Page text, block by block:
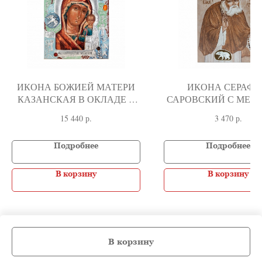
В корзину
ИКОНА БОЖИЕЙ МАТЕРИ
КАЗАНСКАЯ В ОКЛАДЕ С
КАМНЯМИ, 18 ВЕК
15 440 р.
Подробнее
В корзину
ИКОНА
САРОВСКИЙ С
3 470 р.
Подробнее
В корзину
Made on Tilda